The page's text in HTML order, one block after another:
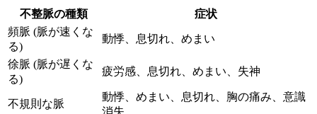
不整脈の種類
症状
頻脈 (脈が速くな
る)
動悸、息切れ、めまい
徐脈 (脈が遅くな
る)
疲労感、息切れ、めまい、失神
不規則な脈
動悸、めまい、息切れ、胸の痛み、意識
消失